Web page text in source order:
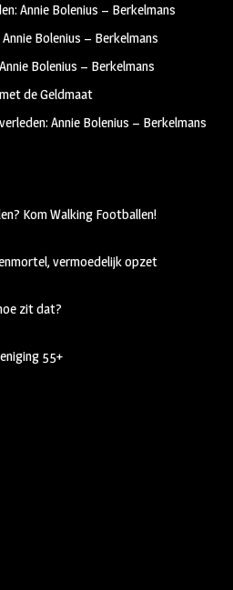
Annie Bolenius – Berkelmans
Bolenius – Berkelmans
Bolenius – Berkelmans
de Geldmaat
Annie Bolenius – Berkelmans
Kom Walking Footballen!
vermoedelijk opzet
zit dat?
55+